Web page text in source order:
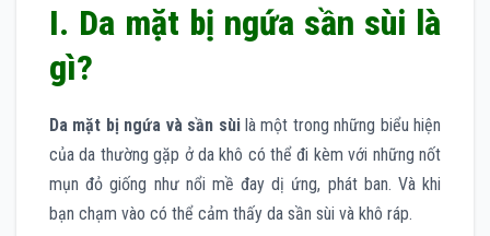
I. Da mặt bị ngứa sần sùi là
gì?
Da mặt bị ngứa và sần sùi là một trong những biểu hiện
của da thường gặp ở da khô có thể đi kèm với những nốt
mụn đỏ giống như nổi mề đay dị ứng, phát ban. Và khi
bạn chạm vào có thể cảm thấy da sần sùi và khô ráp.